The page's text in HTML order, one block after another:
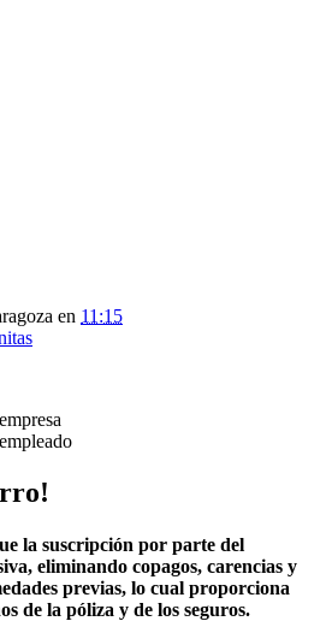
en 11:15
la suscripción por parte del
eliminando copagos, carencias y
previas, lo cual proporciona
de la póliza y de los seguros.